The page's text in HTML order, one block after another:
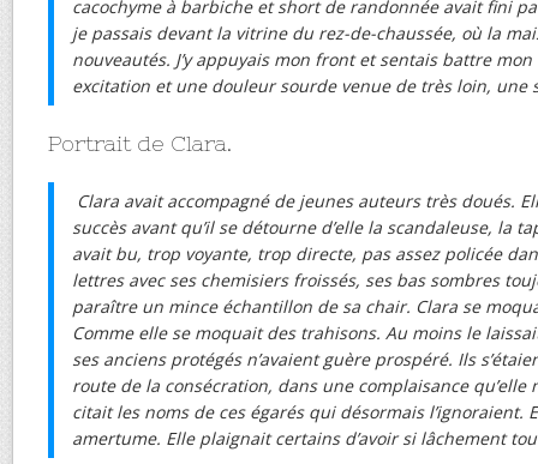
cacochyme à barbiche et short de randonnée avait fini
je passais devant la vitrine du rez-de-chaussée, où la
nouveautés. J’y appuyais mon front et sentais battre
excitation et une douleur sourde venue de très loin, une
Portrait de Clara.
Clara avait accompagné de jeunes auteurs très doués.
succès avant qu’il se détourne d’elle la scandaleuse, la
avait bu, trop voyante, trop directe, pas assez policée
lettres avec ses chemisiers froissés, ses bas sombres
paraître un mince échantillon de sa chair. Clara se
Comme elle se moquait des trahisons. Au moins le
ses anciens protégés n’avaient guère prospéré. Ils
route de la consécration, dans une complaisance qu’elle
citait les noms de ces égarés qui désormais l’ignoraient.
amertume. Elle plaignait certains d’avoir si lâchement